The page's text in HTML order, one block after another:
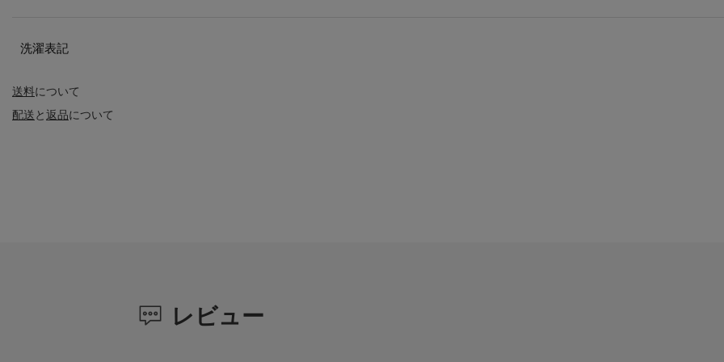
送料について
配送と返品について
洗濯表記
レビュー